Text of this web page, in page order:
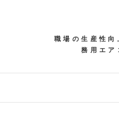
職場の生産性向
務用エア